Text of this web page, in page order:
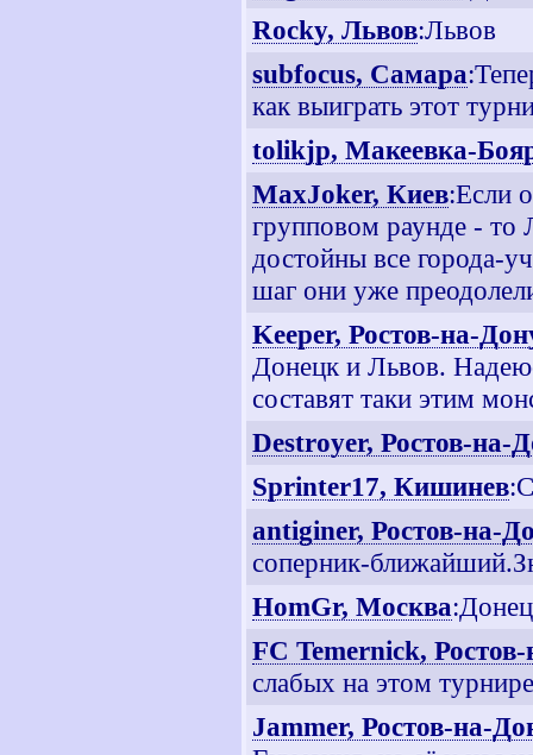
Rocky, Львов:Львов
subfocus, Самара
как выиграть этот
tolikjp, Макеевка-
MaxJoker, Киев:Если
групповом раунде - то
достойны все города-
шаг они уже
Keeper, Ростов-на-
Донецк и Львов.
составят таки этим
Destroyer, Ростов-на-
Sprinter17, Кишинев
antiginer, Ростов-на-
соперник-
HomGr, Москва
FC Temernick,
слабых на этом
Jammer, Ростов-на-